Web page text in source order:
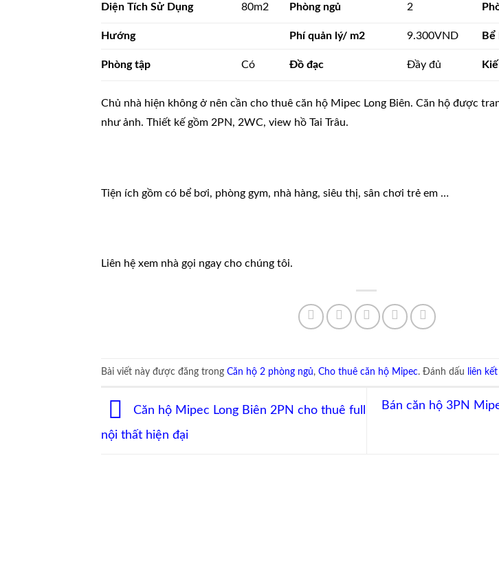
Diện Tích Sử Dụng 80m2 Phòng ngủ 2
Hướng Phí quản lý/ m2 9.300VND Bể
Phòng tập Có Đồ đạc Đầy đủ
Chủ nhà hiện không ở nên cần cho thuê căn hộ Mipec Long Biên. Căn hộ được
như ảnh. Thiết kế gồm 2PN, 2WC, view hồ Tai Trâu.
Tiện ích gồm có bể bơi, phòng gym, nhà hàng, siêu thị, sân chơi trẻ em …
Liên hệ xem nhà gọi ngay cho chúng tôi.
Bài viết này được đăng trong Căn hộ 2 phòng ngủ, Cho thuê căn hộ Mipec. Đánh dấu liên
Căn hộ Mipec Long Biên 2PN cho thuê full
nội thất hiện đại
Bán căn hộ 3PN